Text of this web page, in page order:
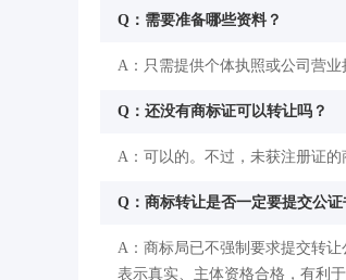
Q：需要准备哪些资料？
A：只需提供个体执照或公司营业
Q：还没有商标证可以转让吗？
A：可以的。不过，未获注册证
Q：商标转让是否一定要提交公证
A：商标局已不强制要求提交转
表示真实、主体资格合格，有利